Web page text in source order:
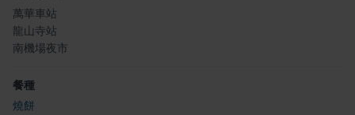
萬華車站
龍山寺站
南機場夜市
餐種
燒餅